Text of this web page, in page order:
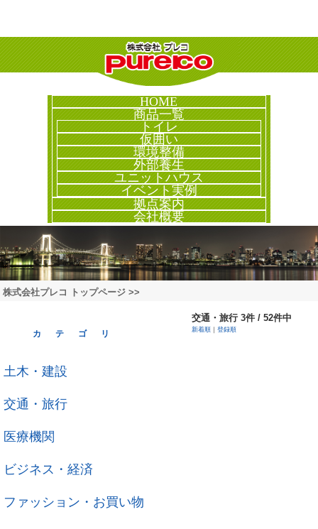
HOME
商品一覧
トイレ
仮囲い
環境整備
外部養生
ユニットハウス
イベント実例
拠点案内
会社概要
株式会社プレコ トップページ >>
交通・旅行 3件 / 52件中
新着順 ｜ 登録順
カテゴリ
土木・建設
交通・旅行
医療機関
ビジネス・経済
ファッション・お買い物